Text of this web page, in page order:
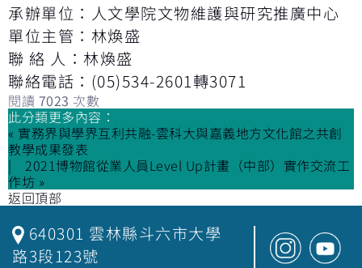
承辦單位：人文學院文物維護與研究推廣中心
單位主管：林煥盛
聯 絡 人：林煥盛
聯絡電話：(05)534-2601轉3071
閱讀 7023 次數
此分類更多內容：
« 實務界與學界互利共融-雲科大與嘉義地方文化館之共創
教學成果發表
2021博物館從業人員Level Up計畫（中部）實作交流工
作坊 »
返回頂部
640301 雲林縣斗六市大學
路3段123號